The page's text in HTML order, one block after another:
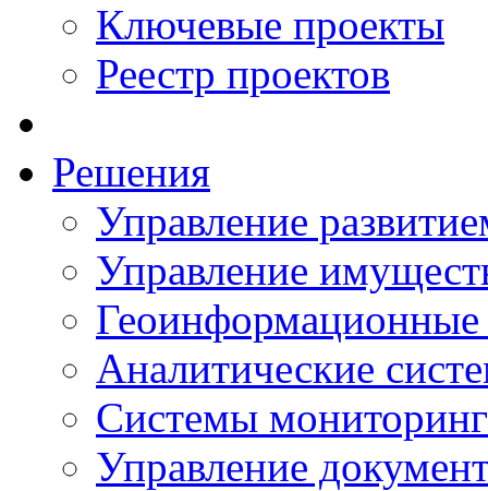
Ключевые проекты
Реестр проектов
Решения
Управление
Управление
Аналитические
Системы
Управление